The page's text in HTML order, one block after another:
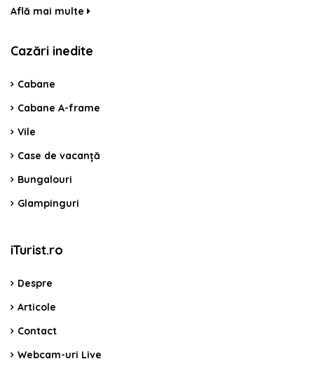
Află mai multe
Cazări inedite
Cabane
Cabane A-frame
Vile
Case de vacanță
Bungalouri
Glampinguri
iTurist.ro
Despre
Articole
Contact
Webcam-uri Live